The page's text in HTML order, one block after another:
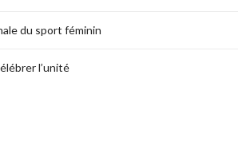
du sport féminin
l’unité